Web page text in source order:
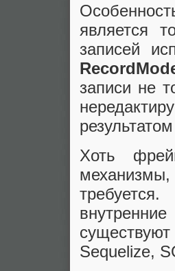
является
записей
записи не
Хоть
механизмы,
Sequelize,